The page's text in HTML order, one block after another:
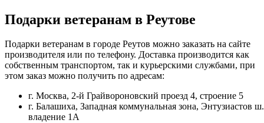
Подарки ветеранам в Реутове
Подарки ветеранам в городе Реутов можно заказать на сайте
производителя или по телефону. Доставка производится как
собственным транспортом, так и курьерскими службами, при
этом заказ можно получить по адресам:
г. Москва, 2-й Грайвороновский проезд 4, строение 5
г. Балашиха, Западная коммунальная зона, Энтузиастов
владение 1А